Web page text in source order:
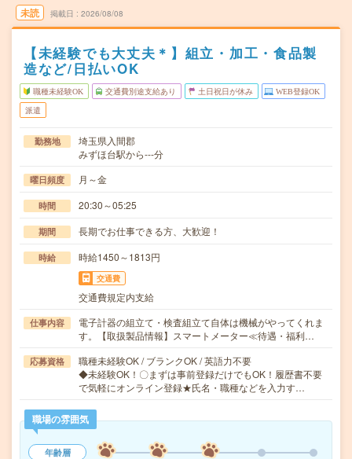
未読 掲載日 2026/08/08
【未経験でも大丈夫＊】組立・加工・食品製
造など/日払いOK
職種未経験OK 交通費別途支給あり 土日祝日が休み WEB登録OK
派遣
勤務地
埼玉県入間郡
みずほ台駅から---分
曜日頻度 月～金
時間 20:30～05:25
期間 長期でお仕事できる方、大歓迎！
時給 時給1450～1813円
交通費
交通費規定内支給
仕事内容
電子計器の組立て・検査組立て自体は機械がやってくれま
す。【取扱製品情報】スマートメーター≪待遇・福利…
応募資格
職種未経験OK / ブランクOK / 英語力不要
◆未経験OK！〇まずは事前登録だけでもOK！履歴書不要
で気軽にオンライン登録★氏名・職種などを入力す…
職場の雰囲気
年齢層